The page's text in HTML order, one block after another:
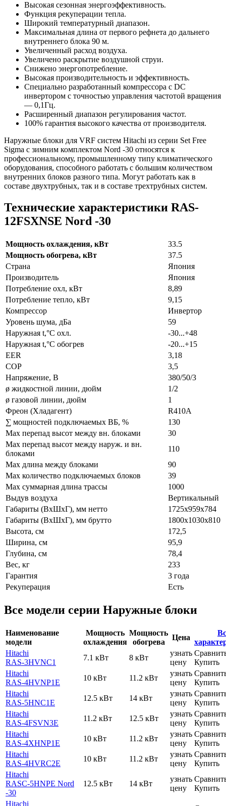
Высокая сезонная энергоэффективность.
Функция рекуперации тепла.
Широкий температурный диапазон.
Максимальная длина от первого рефнета до дальнего
внутреннего блока 90 м.
Увеличенный расход воздуха.
Увеличено раскрытие воздушной струи.
Снижено энергопотребление.
Высокая производительность и эффективность.
Специально разработанный компрессора с DC
инвертором с точностью управления частотой вращения
— 0,1Гц.
Расширенный диапазон регулирования частот.
100% гарантия высокого качества от производителя.
Наружные блоки для VRF систем Hitachi из серии Set Free
Sigma с зимним комплектом Nord -30 относятся к
профессиональному, промышленному типу климатического
оборудования, способного работать с большим количеством
внутренних блоков разного типа. Могут работать как в
составе двухтрубных, так и в составе трехтрубных систем.
Технические характеристики RAS-
12FSXNSE Nord -30
Мощность охлаждения, кВт
33.5
Мощность обогрева, кВт
37.5
Страна
Япония
Производитель
Япония
Потребление охл, кВт
8,89
Потребление тепло, кВт
9,15
Компрессор
Инвертор
Уровень шума, дБа
59
Наружная t,°C охл.
-30...+48
Наружная t,°C обогрев
-20...+15
EER
3,18
COP
3,5
Напряжение, В
380/50/3
ø жидкостной линии, дюйм
1/2
ø газовой линии, дюйм
1
Фреон (Хладагент)
R410A
∑ мощностей подключаемых ВБ, %
130
Max перепад высот между вн. блоками
30
Max перепад высот между наруж. и вн.
блоками
110
Max длина между блоками
90
Max количество подключаемых блоков
39
Max суммарная длина трассы
1000
Выдув воздуха
Вертикальный
Габариты (ВxШxГ), мм нетто
1725х959х784
Габариты (ВxШxГ), мм брутто
1800х1030х810
Высота, см
172,5
Ширина, см
95,9
Глубина, см
78,4
Вес, кг
233
Гарантия
3 года
Рекуперация
Есть
Все модели серии Наружные блоки
Наименование
модели
Мощность
охлаждения
Мощность
обогрева
Цена
Hitachi
RAS-3HVNC1
7.1 кВт 8 кВт
узнать
цену
Купить
Hitachi
RAS-4HVNP1E
10 кВт 11.2 кВт
узнать
цену
Купить
Hitachi
RAS-5HNC1E
12.5 кВт 14 кВт
узнать
цену
Купить
Hitachi
RAS-4FSVN3E
11.2 кВт 12.5 кВт
узнать
цену
Купить
Hitachi
RAS-4XHNP1E
10 кВт 11.2 кВт
узнать
цену
Купить
Hitachi
RAS-4HVRC2E
10 кВт 11.2 кВт
узнать
цену
Купить
Hitachi
RASC-5HNPE Nord
-30
12.5 кВт 14 кВт
узнать
цену
Купить
Hitachi